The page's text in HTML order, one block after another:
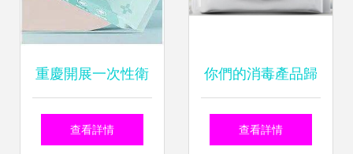
重慶開展一次性衛
生用品監督檢查 購
查看詳情
你們的消毒產品歸
類正確嗎？——消
查看詳情